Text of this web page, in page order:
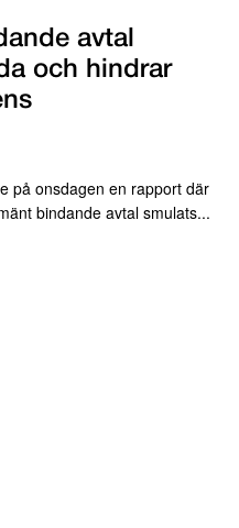
avtal
och hindrar
på onsdagen en rapport där
bindande avtal smulats...